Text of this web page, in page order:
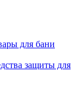
для бани
защиты для